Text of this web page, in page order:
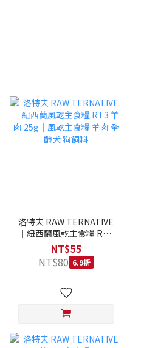
洛特夫 RAW TERNATIVE
｜紐西蘭風乾主食糧 RT3
羊肉 25g｜風乾主食糧 羊
肉 全齡犬 狗飼料
NT$55
NT$80 6.9折